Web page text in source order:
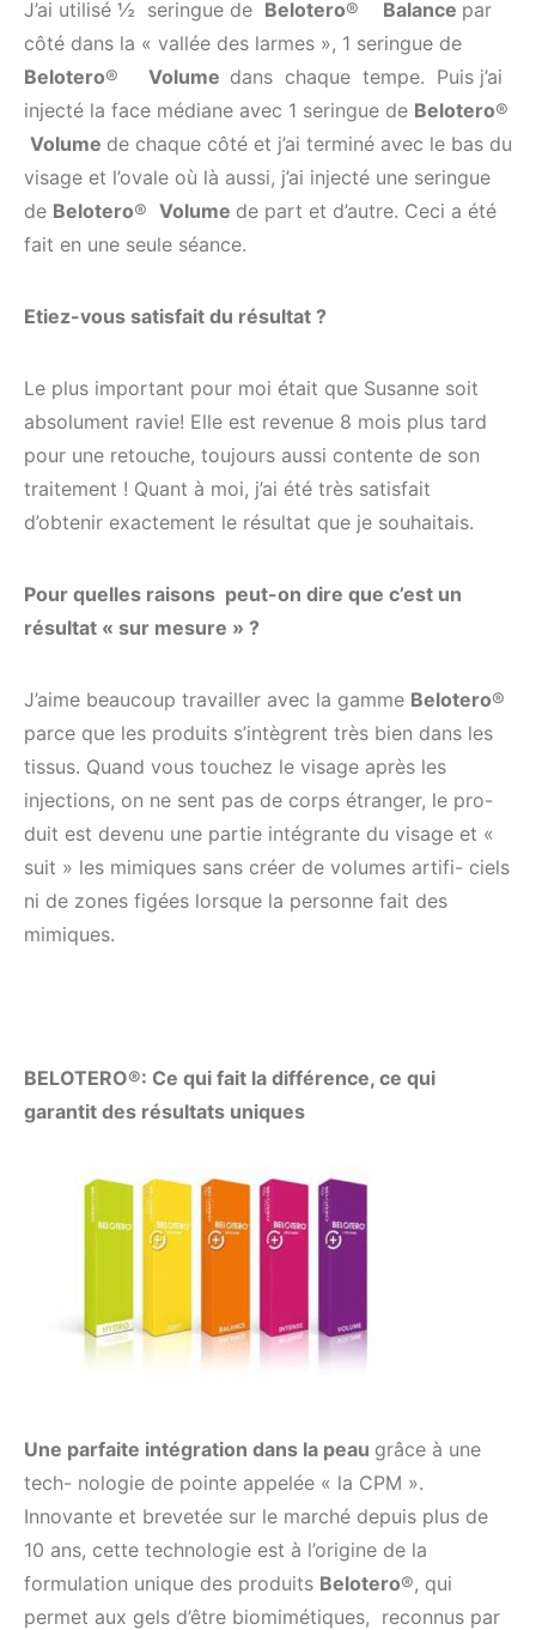
J’ai utilisé ½ seringue de Belotero® Balance par
côté dans la « vallée des larmes », 1 seringue de
Belotero® Volume dans chaque tempe. Puis j’ai
injecté la face médiane avec 1 seringue de Belotero®
Volume de chaque côté et j’ai terminé avec le bas du
visage et l’ovale où là aussi, j’ai injecté une seringue
de Belotero® Volume de part et d’autre. Ceci a été
fait en une seule séance.
Etiez-vous satisfait du résultat ?
Le plus important pour moi était que Susanne soit
absolument ravie! Elle est revenue 8 mois plus tard
pour une retouche, toujours aussi contente de son
traitement ! Quant à moi, j’ai été très satisfait
d’obtenir exactement le résultat que je souhaitais.
Pour quelles raisons peut-on dire que c’est un
résultat « sur mesure » ?
J’aime beaucoup travailler avec la gamme Belotero®
parce que les produits s’intègrent très bien dans les
tissus. Quand vous touchez le visage après les
injections, on ne sent pas de corps étranger, le pro-
duit est devenu une partie intégrante du visage et «
suit » les mimiques sans créer de volumes artifi- ciels
ni de zones figées lorsque la personne fait des
mimiques.
BELOTERO®: Ce qui fait la différence, ce qui
garantit des résultats uniques
Une parfaite intégration dans la peau grâce à une
tech- nologie de pointe appelée « la CPM ».
Innovante et brevetée sur le marché depuis plus de
10 ans, cette technologie est à l’origine de la
formulation unique des produits Belotero®, qui
permet aux gels d’être biomimétiques, reconnus par